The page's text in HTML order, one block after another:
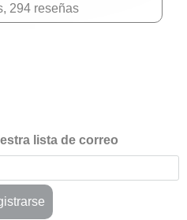
294 reseñas
lista de correo